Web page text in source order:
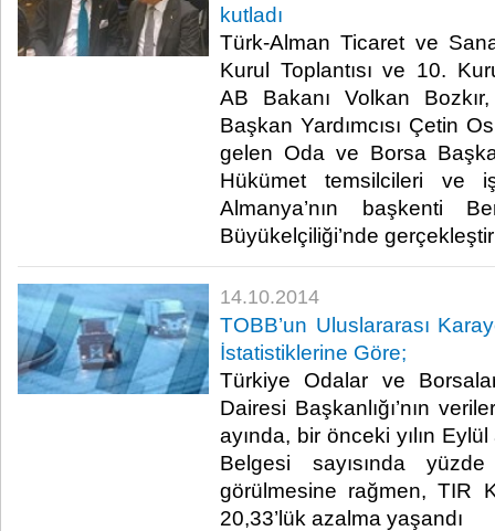
kutladı
Türk-Alman Ticaret ve
Kurul Toplantısı ve 10.
AB Bakanı Volkan
Başkan Yardımcısı Çetin
gelen Oda ve Borsa
Hükümet temsilcileri ve
Almanya’nın başkenti
Büyükelçiliği’nde
14.10.2014
TOBB’un Uluslararası
İstatistiklerine Göre;
Türkiye Odalar ve
Dairesi Başkanlığı’nın
ayında, bir önceki yılın
Belgesi sayısında
görülmesine rağmen, TIR
20,33’lük azalma yaşandı​